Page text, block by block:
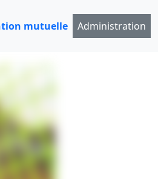
mutuelle Administration